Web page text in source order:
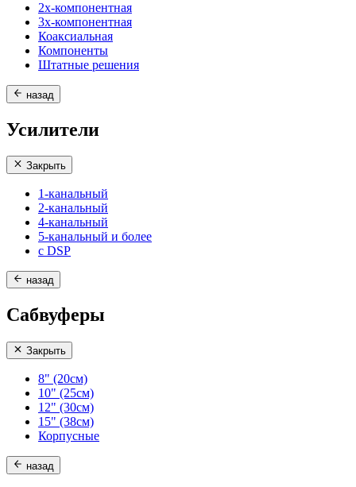
2х-компонентная
3х-компонентная
Коаксиальная
Компоненты
Штатные решения
назад
Усилители
Закрыть
1-канальный
2-канальный
4-канальный
5-канальный и более
с DSP
назад
Сабвуферы
Закрыть
8" (20см)
10" (25см)
12" (30см)
15" (38см)
Корпусные
назад